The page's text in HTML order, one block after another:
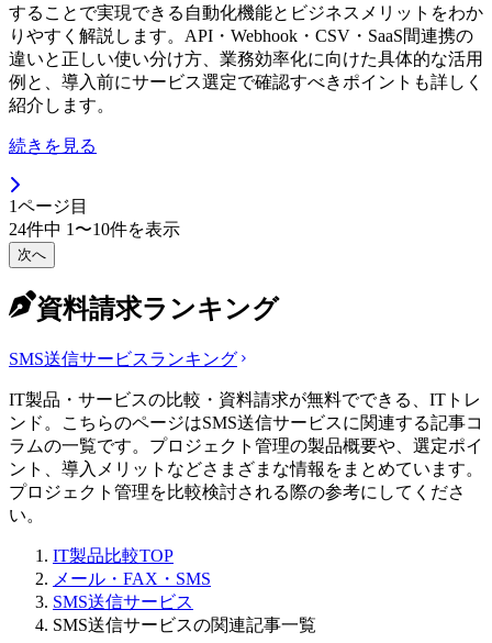
することで実現できる自動化機能とビジネスメリットをわか
りやすく解説します。API・Webhook・CSV・SaaS間連携の
違いと正しい使い分け方、業務効率化に向けた具体的な活用
例と、導入前にサービス選定で確認すべきポイントも詳しく
紹介します。
続きを見る
1ページ目
24件中 1 〜10件を表示
次へ
資料請求ランキング
SMS送信サービスランキング
IT製品・サービスの比較・資料請求が無料でできる、ITトレ
ンド。こちらのページはSMS送信サービスに関連する記事コ
ラムの一覧です。プロジェクト管理の製品概要や、選定ポイ
ント、導入メリットなどさまざまな情報をまとめています。
プロジェクト管理を比較検討される際の参考にしてくださ
い。
IT製品比較TOP
メール・FAX・SMS
SMS送信サービス
SMS送信サービスの関連記事一覧